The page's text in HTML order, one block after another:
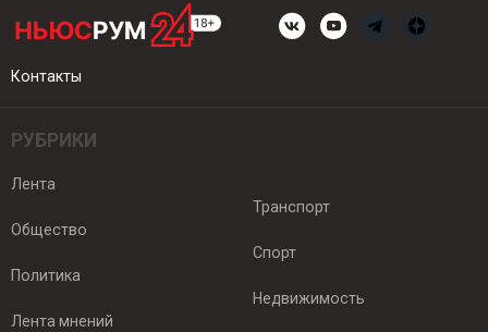
Контакты
РУБРИКИ
Лента
Общество
Политика
Лента мнений
Транспорт
Спорт
Недвижимость